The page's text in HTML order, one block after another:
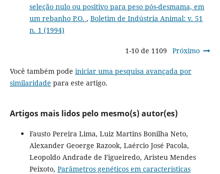
seleção nulo ou positivo para peso pós-desmama, em
um rebanho P.O. , Boletim de Indústria Animal: v. 51
n. 1 (1994)
1-10 de 1109 Próximo
Você também pode iniciar uma pesquisa avançada por
similaridade para este artigo.
Artigos mais lidos pelo mesmo(s) autor(es)
Fausto Pereira Lima, Luiz Martins Bonilha Neto,
Alexander Geoerge Razook, Laércio José Pacola,
Leopoldo Andrade de Figueiredo, Aristeu Mendes
Peixoto, Parâmetros genéticos em características